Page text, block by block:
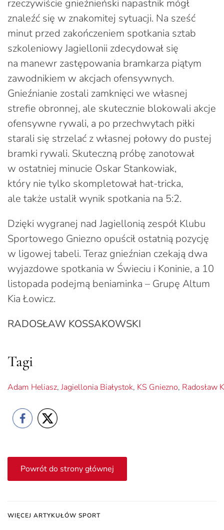
rzeczywiście gnieźnieński napastnik mógł
znaleźć się w znakomitej sytuacji. Na sześć
minut przed zakończeniem spotkania sztab
szkoleniowy Jagiellonii zdecydował się
na manewr zastępowania bramkarza piątym
zawodnikiem w akcjach ofensywnych.
Gnieźnianie zostali zamknięci we własnej
strefie obronnej, ale skutecznie blokowali akcje
ofensywne rywali, a po przechwytach piłki
starali się strzelać z własnej połowy do pustej
bramki rywali. Skuteczną próbę zanotował
w ostatniej minucie Oskar Stankowiak,
który nie tylko skompletował hat-tricka,
ale także ustalił wynik spotkania na 5:2.
Dzięki wygranej nad Jagiellonią zespół Klubu
Sportowego Gniezno opuścił ostatnią pozycję
w ligowej tabeli. Teraz gnieźnian czekają dwa
wyjazdowe spotkania w Świeciu i Koninie, a 10
listopada podejmą beniaminka – Grupę Altum
Kia Łowicz.
RADOSŁAW KOSSAKOWSKI
Tagi
Adam Heliasz, Jagiellonia Białystok, KS Gniezno, Radosław
Powrót do strony głównej
WIĘCEJ ARTYKUŁÓW SPORT